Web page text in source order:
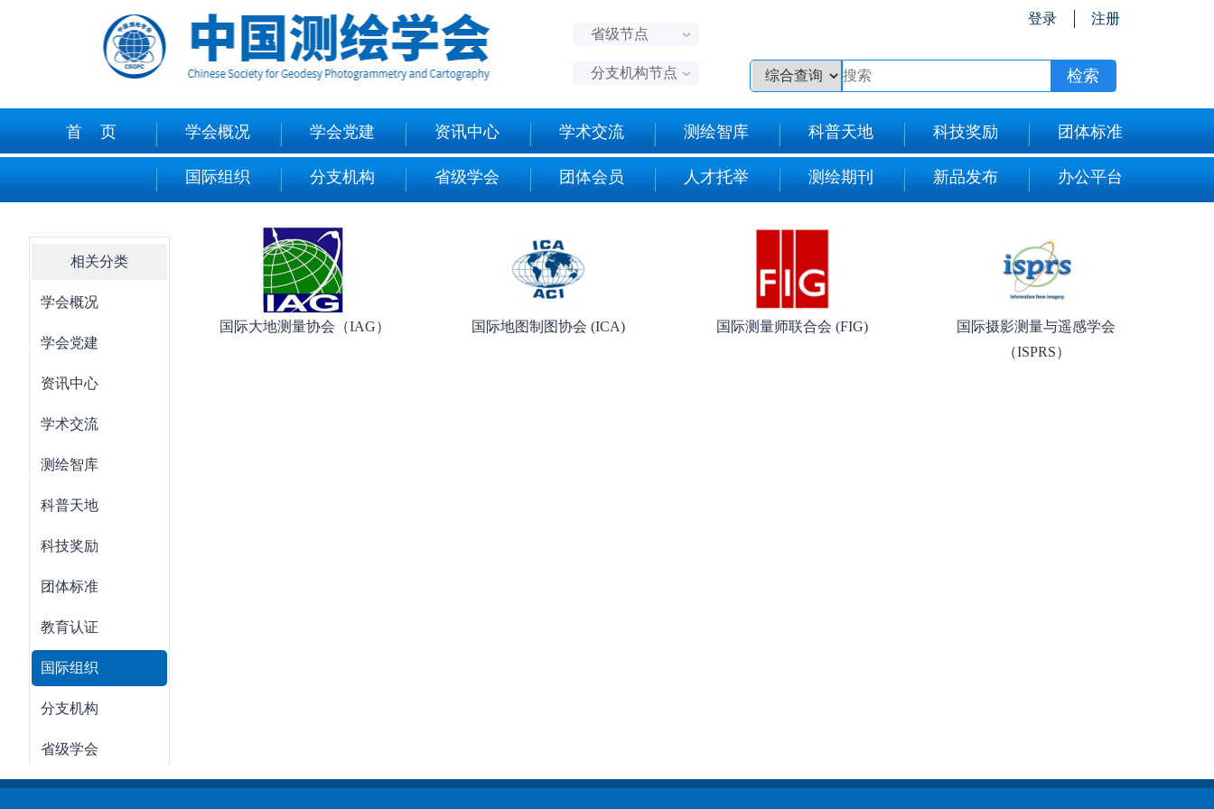
省级节点
分支机构节点
登录 注册
首 页 学会概况 学会党建 资讯中心 学术交流 测绘智库 科普天地 科技奖励 团体标准
国际组织 分支机构 省级学会 团体会员 人才托举 测绘期刊 新品发布 办公平台
相关分类
学会概况
学会党建
资讯中心
学术交流
测绘智库
科普天地
科技奖励
团体标准
教育认证
国际组织
分支机构
省级学会
团体会员
国际大地测量协会（IAG） 国际地图制图协会 (ICA) 国际测量师联合会 (FIG)
国际摄影测量与遥感学会
（ISPRS）